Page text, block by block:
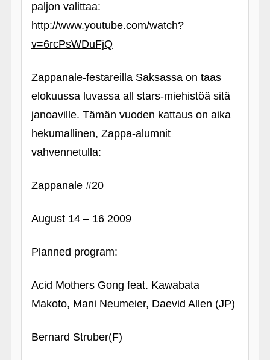
paljon valittaa:
http://www.youtube.com/watch?
v=6rcPsWDuFjQ
Zappanale-festareilla Saksassa on taas
elokuussa luvassa all stars-miehistöä sitä
janoaville. Tämän vuoden kattaus on aika
hekumallinen, Zappa-alumnit
vahvennetulla:
Zappanale #20
August 14 – 16 2009
Planned program:
Acid Mothers Gong feat. Kawabata
Makoto, Mani Neumeier, Daevid Allen (JP)
Bernard Struber(F)